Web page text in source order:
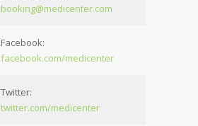
booking@medicenter.com
Facebook:
facebook.com/medicenter
Twitter:
twitter.com/medicenter